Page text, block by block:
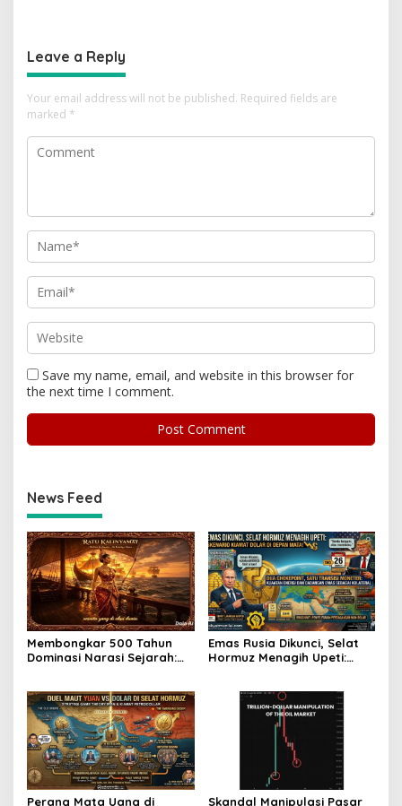
Leave a Reply
Your email address will not be published. Required fields are
marked *
Save my name, email, and website in this browser for
the next time I comment.
News Feed
Membongkar 500 Tahun
Dominasi Narasi Sejarah:
Balik
Emas Rusia Dikunci, Selat
Hormuz Menagih Upeti:
Perang Mata Uang di
Skandal Manipulasi Pasar